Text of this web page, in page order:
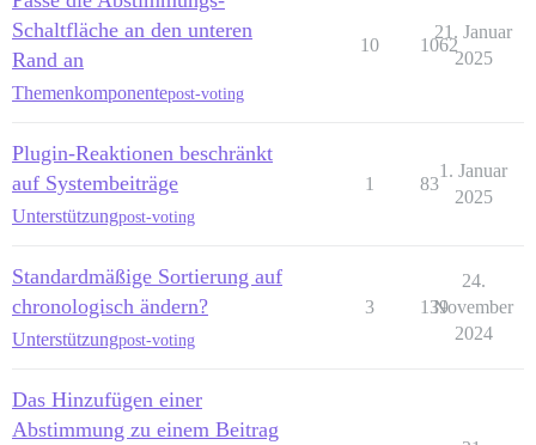
Schaltfläche an den unteren
Rand an
Themenkomponentepost-voting
10 1062
21. Januar
2025
Plugin-Reaktionen beschränkt
auf Systembeiträge
Unterstützungpost-voting
1 83
1. Januar
2025
Standardmäßige Sortierung auf
chronologisch ändern?
Unterstützungpost-voting
3 139
24.
November
2024
Das Hinzufügen einer
Abstimmung zu einem Beitrag